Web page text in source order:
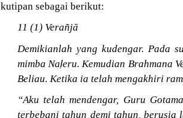
kutipan sebagai berikut:
11 (1) Verañjā
Demikianlah yang kudengar. Pada
mimba Naḷeru. Kemudian Brahmana
Beliau. Ketika ia telah mengakhiri
“Aku telah mendengar, Guru
terbebani tahun demi tahun,